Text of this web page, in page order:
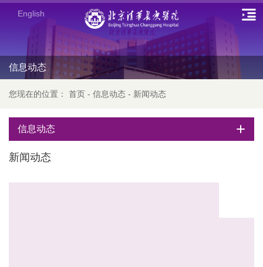
English
信息动态
您现在的位置： 首页 - 信息动态 - 新闻动态
信息动态
新闻动态